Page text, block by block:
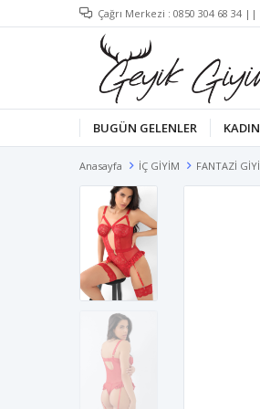
Çağrı Merkezi : 0850 304 68 34 ||
BUGÜN GELENLER
Anasayfa İÇ GİYİM FANTAZİ